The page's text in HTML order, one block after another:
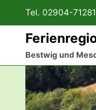
springen
Tel. 02904-
Bestwig und